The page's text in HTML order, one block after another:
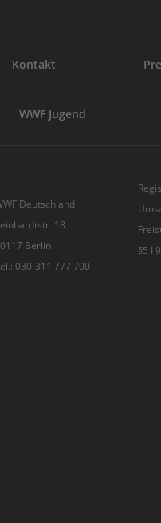
Kontakt
WWF Jugend
Deutschland
18
Berlin
030-311 777 700
§5 I